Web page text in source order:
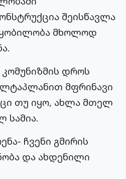
შეისწავლა
მხოლოდ
დროს
მფრინავი
თუ იყო, ახლა მთელ
სამია.
ჩვენი გმირის
და ახდენილი